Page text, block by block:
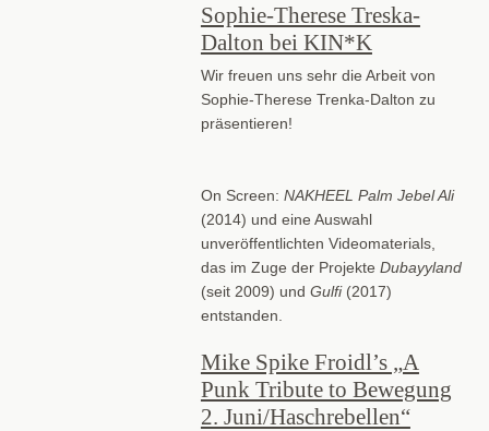
Sophie-Therese Treska-
Dalton bei KIN*K
Wir freuen uns sehr die Arbeit von
Sophie-Therese Trenka-Dalton zu
präsentieren!
On Screen: NAKHEEL Palm Jebel Ali
(2014) und eine Auswahl
unveröffentlichten Videomaterials,
das im Zuge der Projekte Dubayyland
(seit 2009) und Gulfi(2017)
entstanden.
Mike Spike Froidl’s „A
Punk Tribute to Bewegung
2. Juni/Haschrebellen“